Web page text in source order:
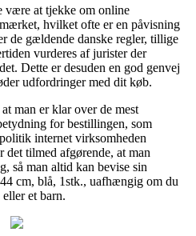
være at tjekke om online
hvilket ofte er en påvisning
de gældende danske regler, tillige
vurderes af jurister der
Dette er desuden en god genvej
udfordringer med dit køb.
man er klar over de mest
for bestillingen, som
internet virksomheden
det tilmed afgørende, at man
så man altid kan bevise sin
cm, blå, 1stk., uafhængig om du
et barn.